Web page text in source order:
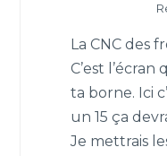
La CNC des
C’est
ta borne. Ici
un 15 ça
Je mettrais